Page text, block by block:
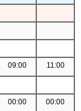
09:00 11:00
00:00 00:00